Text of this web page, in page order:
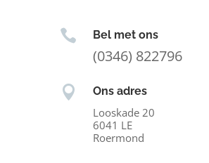
 Bel met ons
(0346) 822796
 Ons adres
Looskade 20
6041 LE
Roermond